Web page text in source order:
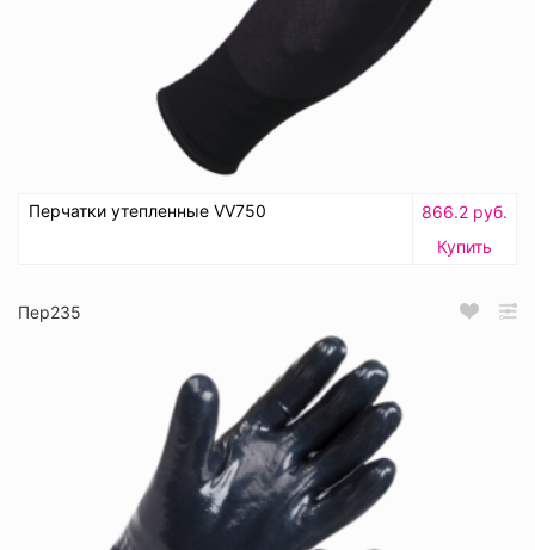
Перчатки утепленные VV750
866.2 руб.
Купить
Пер235